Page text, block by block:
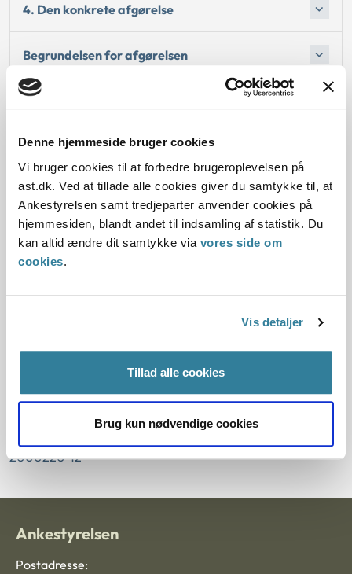
Denne hjemmeside bruger cookies
Vi bruger cookies til at forbedre brugeroplevelsen på
ast.dk. Ved at tillade alle cookies giver du samtykke til, at
Ankestyrelsen samt tredjeparter anvender cookies på
hjemmesiden, blandt andet til indsamling af statistik. Du
kan altid ændre dit samtykke via vores side om
cookies.
Vis detaljer
Tillad alle cookies
Brug kun nødvendige cookies
4. Den konkrete afgørelse
Begrundelsen for afgørelsen
Bemærkninger til klagen
Dato for underskrift
Offentliggørelsesdato
10.07.2013
Denne principafgørelse er kasseret den 1. juli 2016, da der
Paragraf
Journalnummer
2000220-12
Ankestyrelsen
Postadresse: